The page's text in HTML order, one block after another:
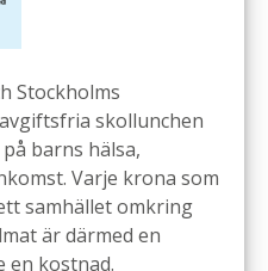
Stockholms
skollunchen
barns hälsa,
Varje krona som
samhället omkring
är därmed en
en kostnad.